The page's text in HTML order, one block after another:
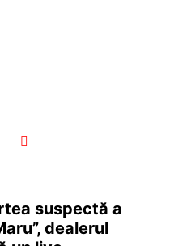
suspectă a
dealerul